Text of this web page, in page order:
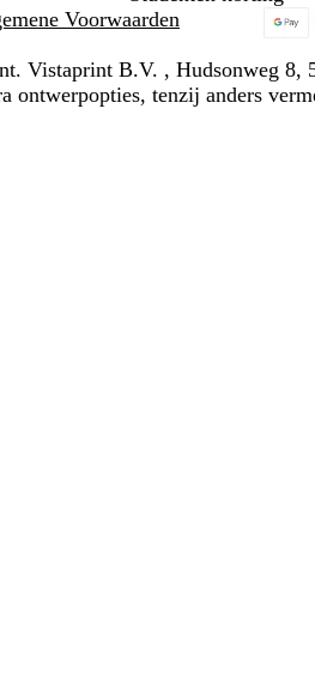
Voorwaarden
Vistaprint B.V. , Hudsonweg 8,
ontwerpopties, tenzij anders